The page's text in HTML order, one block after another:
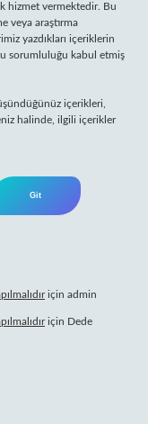
hizmet vermektedir. Bu
veya araştırma
yazdıkları içeriklerin
sorumluluğu kabul etmiş
içerikleri,
halinde, ilgili içerikler
için admin
için Dede